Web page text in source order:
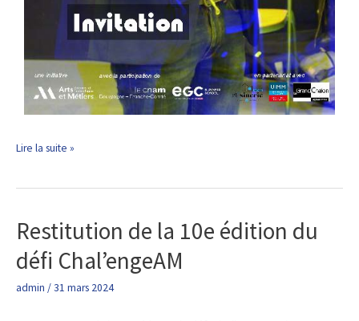
Lire la suite »
Restitution de la 10e édition du
défi Chal’engeAM
admin /31 mars 2024
Restitution
de
la
édition